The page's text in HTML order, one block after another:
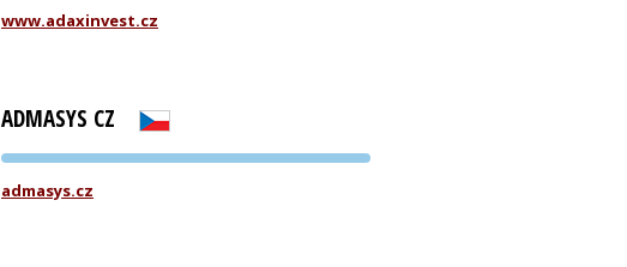
www.adaxinvest.cz
ADMASYS CZ
PVA EXPO
admasys.cz